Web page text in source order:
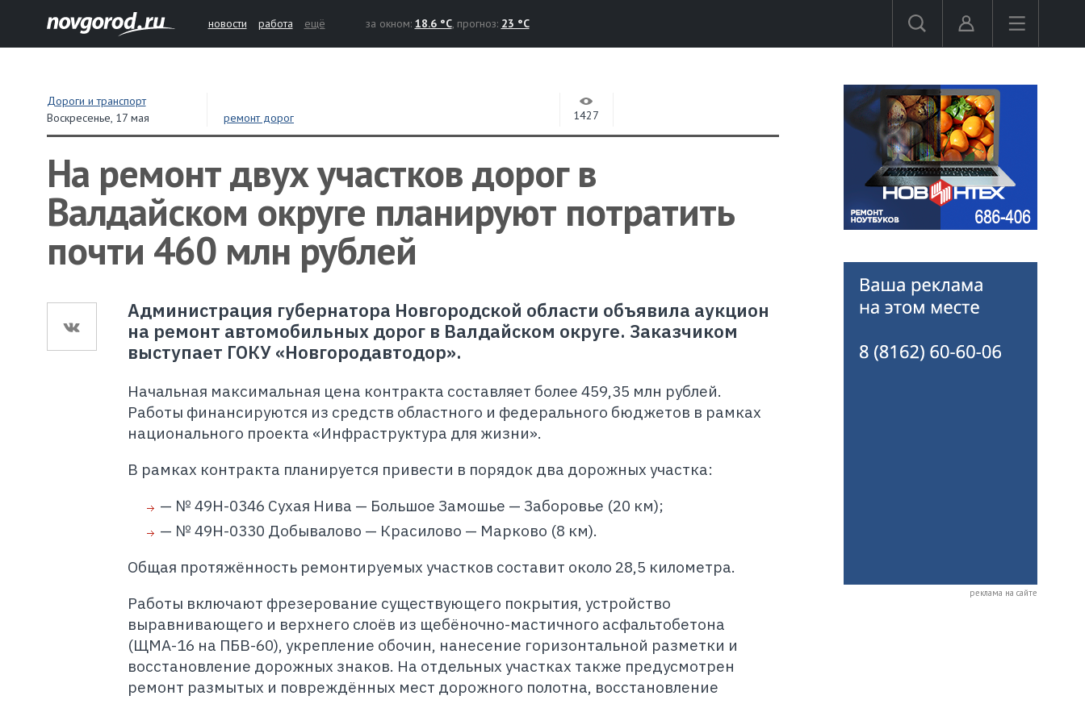
новости работа ещё за окном: 18.6 °C, прогноз: 23 °C
Дороги и транспорт
Воскресенье, 17 мая ремонт дорог 1427
На ремонт двух участков дорог в
Валдайском округе планируют потратить
почти 460 млн рублей
Администрация губернатора Новгородской области объявила аукцион
на ремонт автомобильных дорог в Валдайском округе. Заказчиком
выступает ГОКУ «Новгородавтодор».
Начальная максимальная цена контракта составляет более 459,35 млн рублей.
Работы финансируются из средств областного и федерального бюджетов в рамках
национального проекта «Инфраструктура для жизни».
В рамках контракта планируется привести в порядок два дорожных участка:
— № 49Н-0346 Сухая Нива — Большое Замошье — Заборовье (20 км);
— № 49Н-0330 Добывалово — Красилово — Марково (8 км).
Общая протяжённость ремонтируемых участков составит около 28,5 километра.
Работы включают фрезерование существующего покрытия, устройство
выравнивающего и верхнего слоёв из щебёночно-мастичного асфальтобетона
(ЩМА-16 на ПБВ-60), укрепление обочин, нанесение горизонтальной разметки и
восстановление дорожных знаков. На отдельных участках также предусмотрен
ремонт размытых и повреждённых мест дорожного полотна, восстановление
реклама на сайте